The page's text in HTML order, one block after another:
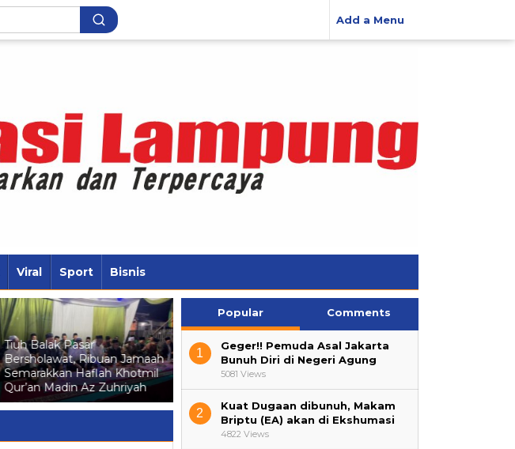
Add a Menu
Viral Sport Bisnis
Tiuh Balak Pasar
Bersholawat, Ribuan Jamaah
Semarakkan Haflah Khotmil
Qur’an Madin Az Zuhriyah
Penyuluh KUA Gunung
Labuhan Kuatkan Literasi Al-
Qur’an di Kampung Suka
Negeri
KPU Way Kanan Gelar
Sosialisasi Pendidikan
Pemilih Berkelanjutan bagi
Pemilih Pemula di SMA Al
Ratu
Popular Comments
1
Geger!! Pemuda Asal Jakarta
Bunuh Diri di Negeri Agung
5081 Views
2
Kuat Dugaan dibunuh, Makam
Briptu (EA) akan di Ekshumasi
4822 Views